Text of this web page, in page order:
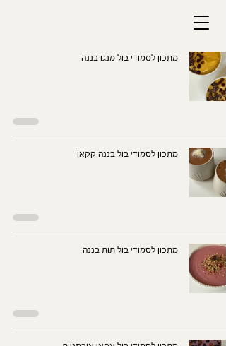
מתכון לסמודי בול מנגו בננה
מתכון לסמודי בול בננה קקאו
מתכון לסמודי בול תות בננה